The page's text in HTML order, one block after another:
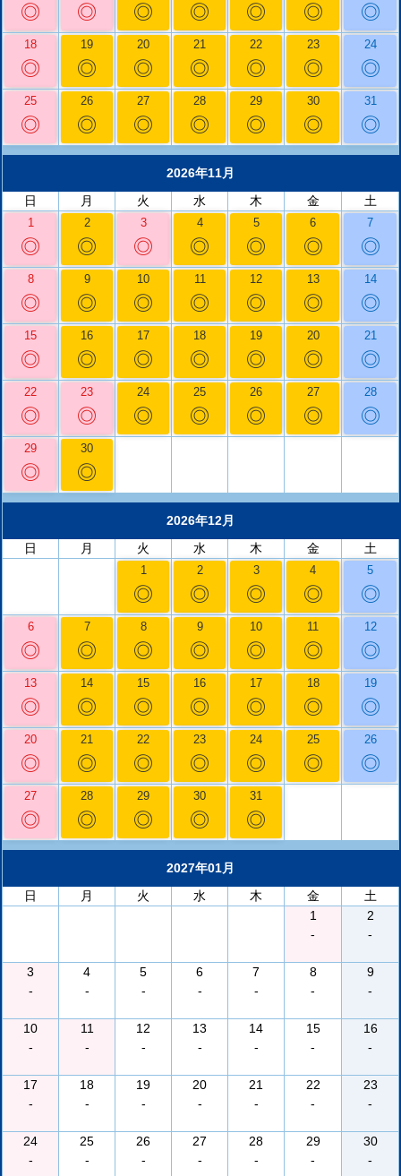
◎ ◎ ◎ ◎ ◎ ◎ ◎
18
◎
19
◎
20
◎
21
◎
22
◎
23
◎
24
◎
25
◎
26
◎
27
◎
28
◎
29
◎
30
◎
31
◎
2026年11月
日
月 火 水 木 金 土
1
◎
2
◎
3
◎
4
◎
5
◎
6
◎
7
◎
8
◎
9
◎
10
◎
11
◎
12
◎
13
◎
14
◎
15
◎
16
◎
17
◎
18
◎
19
◎
20
◎
21
◎
22
◎
23
◎
24
◎
25
◎
26
◎
27
◎
28
◎
29
◎
30
◎
2026年12月
日
月 火 水 木 金 土
1
◎
2
◎
3
◎
4
◎
5
◎
6
◎
7
◎
8
◎
9
◎
10
◎
11
◎
12
◎
13
◎
14
◎
15
◎
16
◎
17
◎
18
◎
19
◎
20
◎
21
◎
22
◎
23
◎
24
◎
25
◎
26
◎
27
◎
28
◎
29
◎
30
◎
31
◎
2027年01月
日
月 火 水 木 金
土
1
-
2
-
3
-
4
-
5
-
6
-
7
-
8
-
9
-
10
-
11
-
12
-
13
-
14
-
15
-
16
-
17
-
18
-
19
-
20
-
21
-
22
-
23
-
24
-
25
-
26
-
27
-
28
-
29
-
30
-